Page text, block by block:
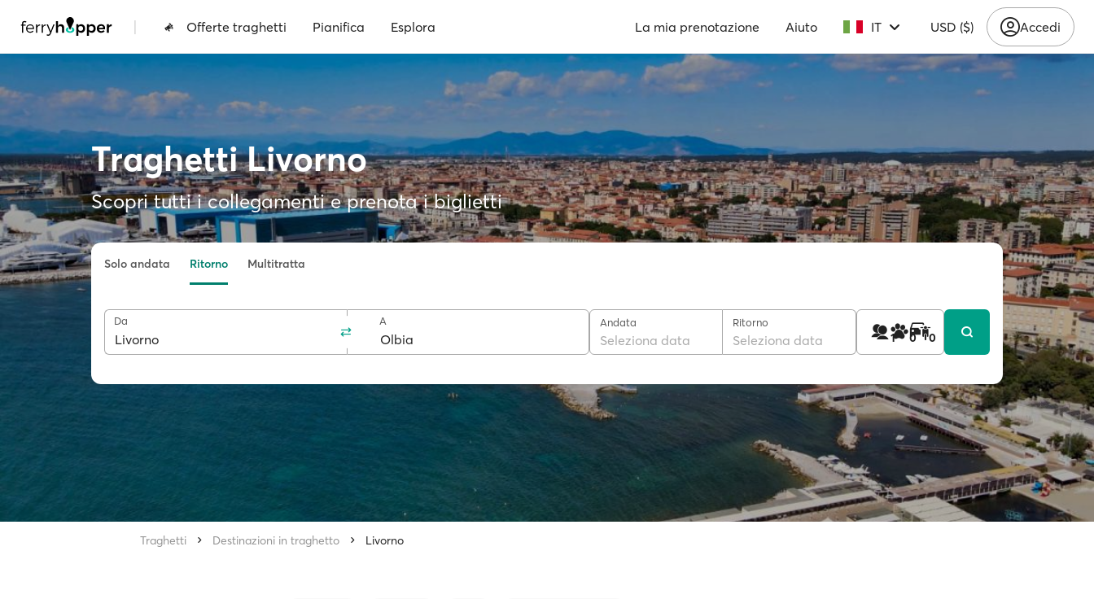
| Offerte traghetti Pianifica Esplora La mia prenotazione Aiuto IT USD ($) Accedi
Traghetti Livorno
Scopri tutti i collegamenti e prenota i biglietti
Solo andata Ritorno Multitratta
Da A Andata
Seleziona data
Ritorno
Seleziona data 1 0 0
Traghetti Destinazioni in traghetto Livorno